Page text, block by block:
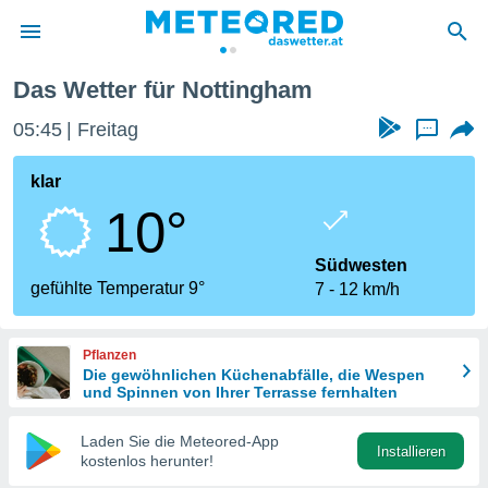
wurde
dass
sind.
diese
Das Wetter für Nottingham
05:45 Freitag ...
klar
10°
gefühlte Temperatur 9°
Südwesten
7
12 km/h
Pflanzen
Die gewöhnlichen Küchenabfälle, die Wespen
und Spinnen von Ihrer Terrasse fernhalten
Laden Sie die Meteored-App
kostenlos herunter!
Installieren